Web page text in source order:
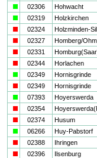
02306 Hohwacht
02319 Holzkirchen
02324 Holzminden-
02327 Homberg/Ohm
02331
02344 Horlachen
02349 Hornisgrinde
02349 Hornisgrinde
07393 Hoyerswerda
02354
02374 Husum
06266 Huy-Pabstorf
02388 Ihringen
02396 Ilsenburg